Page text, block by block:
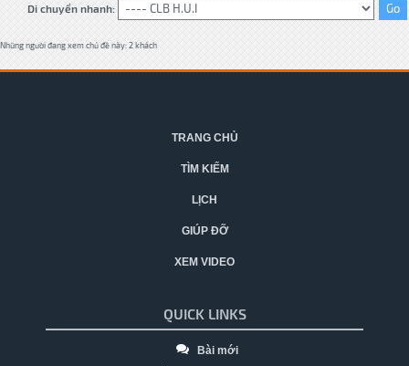
Di chuyển nhanh:
Những người đang xem chủ đề này: 2 khách
TRANG CHỦ
TÌM KIẾM
LỊCH
GIÚP ĐỠ
XEM VIDEO
QUICK LINKS
Bài mới